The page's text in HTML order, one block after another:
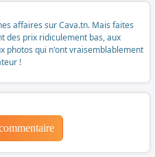
affaires sur Cava.tn. Mais faites
des prix ridiculement bas, aux
photos qui n'ont vraisemblablement
!